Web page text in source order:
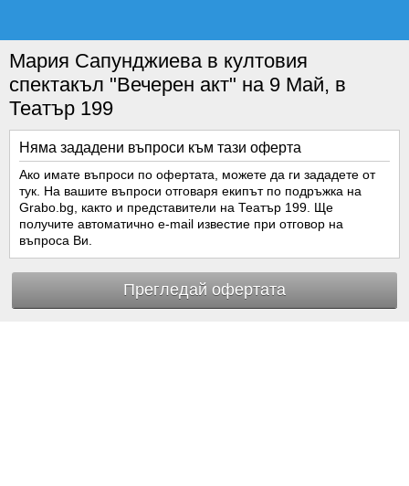
Мария Сапунджиева в култовия
спектакъл "Вечерен акт" на 9 Май, в
Театър 199
Няма зададени въпроси към тази оферта
Ако имате въпроси по офертата, можете да ги зададете от
тук. На вашите въпроси отговаря екипът по подръжка на
Grabo.bg, както и представители на Театър 199. Ще
получите автоматично e-mail известие при отговор на
въпроса Ви.
Прегледай офертата